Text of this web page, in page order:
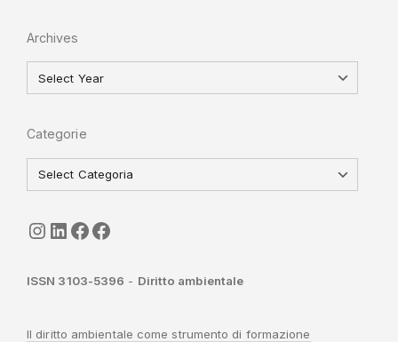
Archives
Categorie
seguici
LinkedIn
ISGI-CNRSapienza
ISSN 3103-5396 - Diritto ambientale
Il diritto ambientale come strumento di formazione